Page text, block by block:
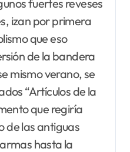
fuertes reveses
izan por primera
que eso
de la bandera
mismo verano, se
“Artículos de la
que regiría
de las antiguas
hasta la